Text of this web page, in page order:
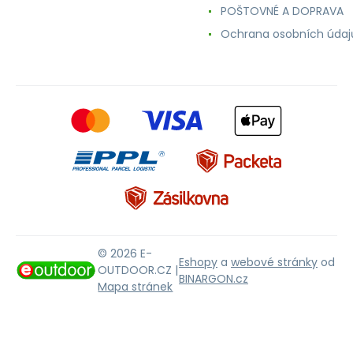
POŠTOVNÉ A DOPRAVA
Ochrana osobních
© 2026 E-
OUTDOOR.CZ |
Mapa stránek
Eshopy a webové stránky od
BINARGON.cz